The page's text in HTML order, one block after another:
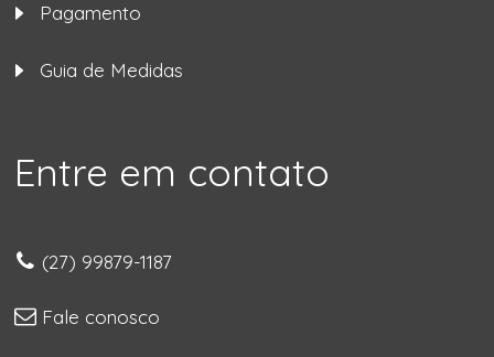
Pagamento
Guia de Medidas
Entre em contato
(27) 99879-1187
Fale conosco